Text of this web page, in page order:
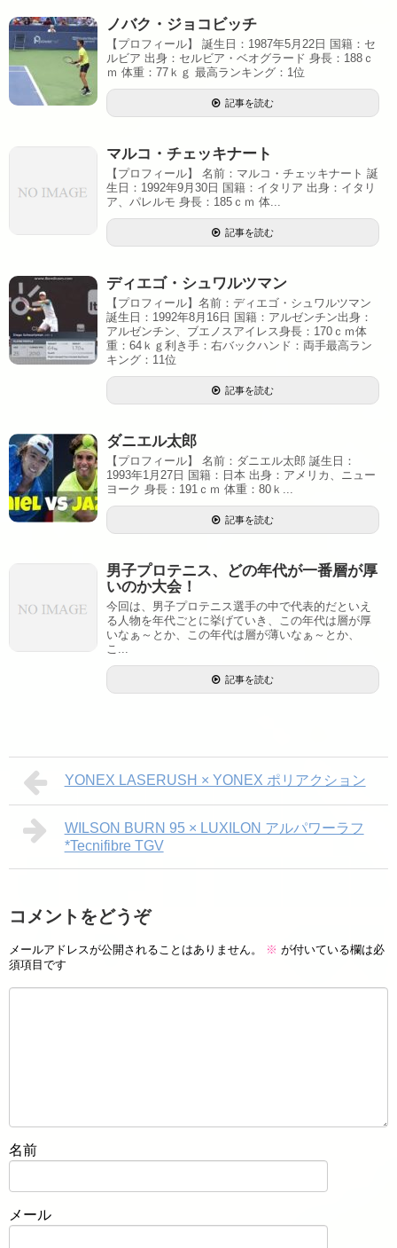
ノバク・ジョコビッチ
【プロフィール】 誕生日：1987年5月22日 国籍：セ
ルビア 出身：セルビア・ベオグラード 身長：188ｃ
ｍ 体重：77ｋｇ 最高ランキング：1位
記事を読む
マルコ・チェッキナート
【プロフィール】 名前：マルコ・チェッキナート 誕
生日：1992年9月30日 国籍：イタリア 出身：イタリ
ア、パレルモ 身長：185ｃｍ 体...
記事を読む
ディエゴ・シュワルツマン
【プロフィール】名前：ディエゴ・シュワルツマン
誕生日：1992年8月16日 国籍：アルゼンチン出身：
アルゼンチン、ブエノスアイレス身長：170ｃｍ体
重：64ｋｇ利き手：右バックハンド：両手最高ラン
キング：11位
記事を読む
ダニエル太郎
【プロフィール】 名前：ダニエル太郎 誕生日：
1993年1月27日 国籍：日本 出身：アメリカ、ニュー
ヨーク 身長：191ｃｍ 体重：80ｋ...
記事を読む
男子プロテニス、どの年代が一番層が厚
いのか大会！
今回は、男子プロテニス選手の中で代表的だといえ
る人物を年代ごとに挙げていき、この年代は層が厚
いなぁ～とか、この年代は層が薄いなぁ～とか、
こ...
記事を読む
YONEX LASERUSH × YONEX ポリアクション
WILSON BURN 95 × LUXILON アルパワーラフ
*Tecnifibre TGV
コメントをどうぞ
メールアドレスが公開されることはありません。 ※ が付いている欄は必
須項目です
名前
メール